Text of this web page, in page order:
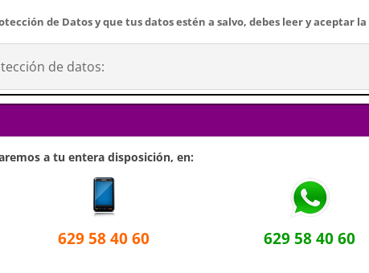
de Datos y que tus datos estén a salvo, debes leer y aceptar la
de datos:
a tu entera disposición, en:
629 58 40 60 629 58 40 60